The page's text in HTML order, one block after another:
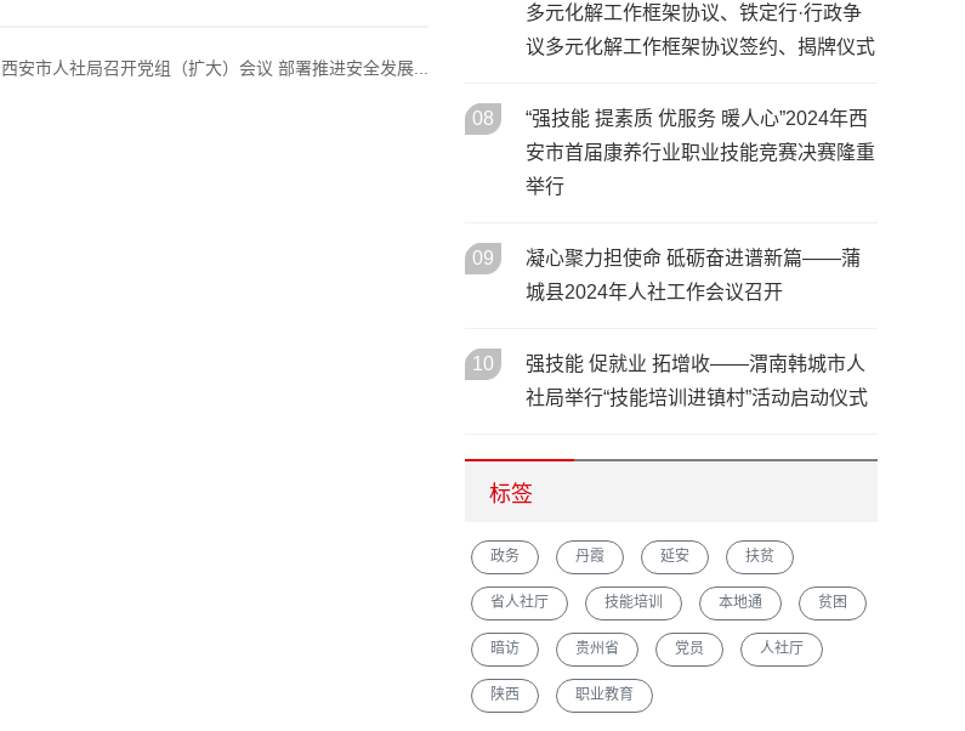
西安市人社局召开党组（扩大）会议 部署推进安全发展...
多元化解工作框架协议、铁定行·行政争
议多元化解工作框架协议签约、揭牌仪式
08
“强技能 提素质 优服务 暖人心”2024年西
安市首届康养行业职业技能竞赛决赛隆重
举行
09
凝心聚力担使命 砥砺奋进谱新篇——蒲
城县2024年人社工作会议召开
10
强技能 促就业 拓增收——渭南韩城市人
社局举行“技能培训进镇村”活动启动仪式
标签
政务 丹霞 延安 扶贫
省人社厅 技能培训 本地通 贫困
暗访 贵州省 党员 人社厅
陕西 职业教育